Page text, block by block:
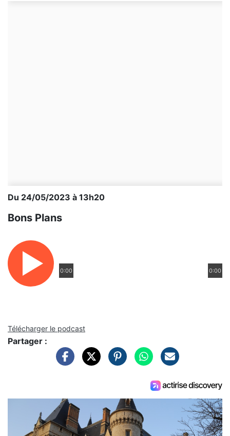
Du 24/05/2023 à 13h20
Bons Plans
0:00 0:00
Télécharger le podcast
Partager :